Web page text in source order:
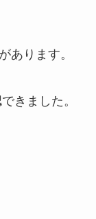
あります。
きました。